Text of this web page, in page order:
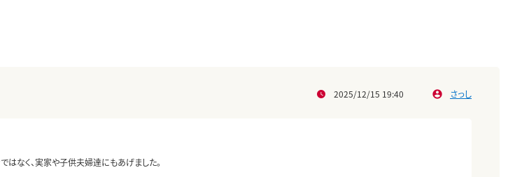
2025/12/15 19:40 さっし
はなく、実家や子供夫婦達にもあげました。